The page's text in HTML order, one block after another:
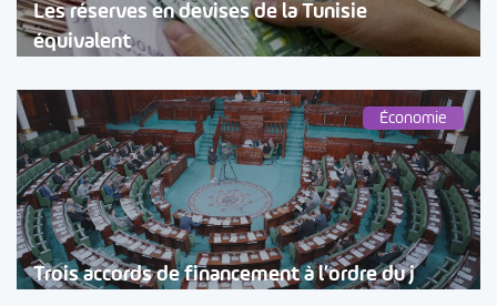
Les réserves en devises de la Tunisie
équivalent
Économie
Trois accords de financement à l’ordre du j